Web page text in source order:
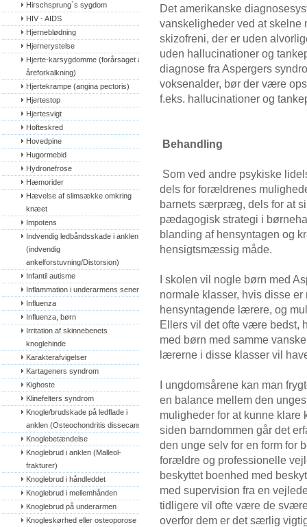
Hirschsprung`s sygdom
HIV - AIDS
Hjerneblødning
Hjernerystelse
Hjerte-karsygdomme (forårsaget af
åreforkalkning)
Hjertekrampe (angina pectoris)
Hjertestop
Hjertesvigt
Hofteskred
Hovedpine
Hugormebid
Hydronefrose
Hæmorider
Hævelse af slimsække omkring
knæet
Impotens
Indvendig ledbåndsskade i anklen
(indvendig
ankelforstuvning/Distorsion)
Infantil autisme
Inflammation i underarmens sener
Influenza
Influenza, børn
Irritation af skinnebenets
knoglehinde
Karakterafvigelser
Kartageners syndrom
Kighoste
Klinefelters syndrom
Knogle/brudskade på ledflade i
anklen (Osteochondritis dissecans)
Knoglebetændelse
Knoglebrud i anklen (Malleol-
frakturer)
Knoglebrud i håndleddet
Knoglebrud i mellemhånden
Knoglebrud på underarmen
Knogleskørhed eller osteoporose
Det amerikanske
vanskeligheder ved at skelne
skizofreni, der er uden
uden hallucinationer og
diagnose fra Aspergers
voksenalder, bør der være
f.eks. hallucinationer og
Behandling
Som ved andre psykiske
dels for forældrenes
barnets særpræg, dels for at
pædagogisk strategi i
blanding af hensyntagen og
hensigtsmæssig måde.
I skolen vil nogle børn med
normale klasser, hvis disse
hensyntagende lærere, og
Ellers vil det ofte være bedst,
med børn med samme
lærerne i disse klasser vil
I ungdomsårene kan man
en balance mellem den
muligheder for at kunne
siden barndommen går det
den unge selv for en form for
forældre og professionelle
beskyttet boenhed med
med supervision fra en
tidligere vil ofte være de
overfor dem er det særlig